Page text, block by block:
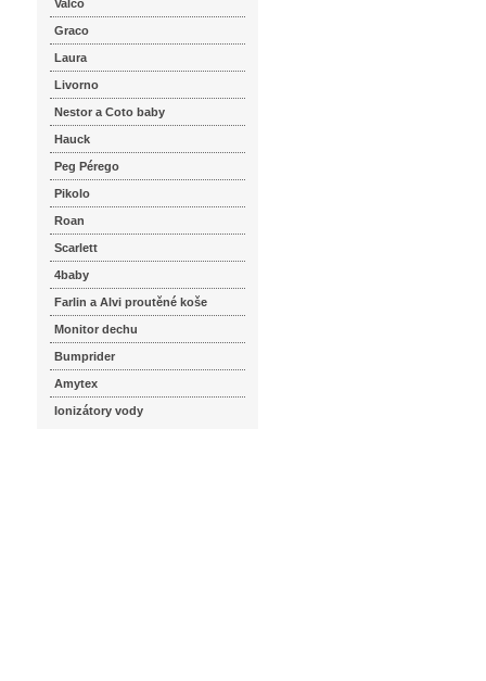
Valco
Graco
Laura
Livorno
Nestor a Coto baby
Hauck
Peg Pérego
Pikolo
Roan
Scarlett
4baby
Farlin a Alvi proutěné koše
Monitor dechu
Bumprider
Amytex
Ionizátory vody